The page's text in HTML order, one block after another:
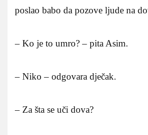
poslao babo da pozove ljude na
– Ko je to umro? – pita Asim.
– Niko – odgovara dječak.
– Za šta se uči dova?